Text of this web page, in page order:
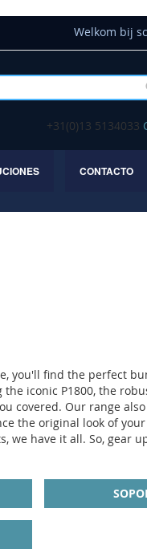
Welkom bij
+31(0)13 5134033
CONTACTO
you'll find the perfect
iconic P1800, the
Our range
the original look of
have it all. So, gear